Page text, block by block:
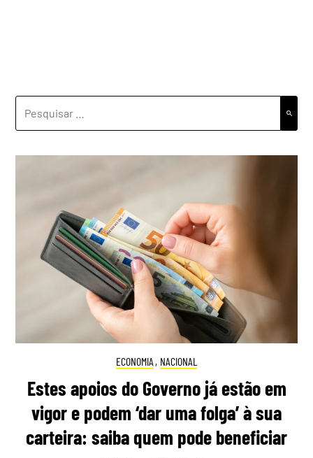
POR:
ECONOMIA , NACIONAL
Estes apoios do Governo já estão em
vigor e podem ‘dar uma folga’ à sua
carteira: saiba quem pode beneficiar